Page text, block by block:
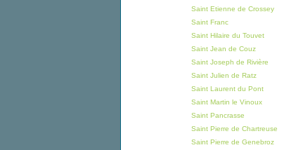
Saint Etienne de Crossey
Saint Franc
Saint Hilaire du Touvet
Saint Jean de Couz
Saint Joseph de Rivière
Saint Julien de Ratz
Saint Laurent du Pont
Saint Martin le Vinoux
Saint Pancrasse
Saint Pierre de Chartreuse
Saint Pierre de Genebroz